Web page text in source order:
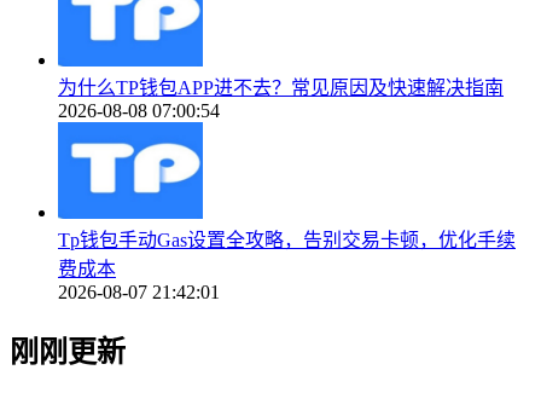
为什么TP钱包APP进不去？常见原因及快速解决指南
2026-08-08 07:00:54
Tp钱包手动Gas设置全攻略，告别交易卡顿，优化手续
费成本
2026-08-07 21:42:01
刚刚更新